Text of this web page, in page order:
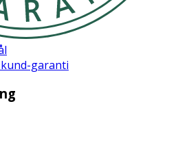
garanti